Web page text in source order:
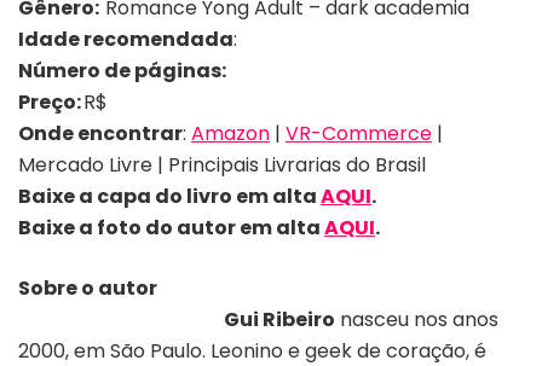
Gênero: Romance Yong Adult – dark academia
Idade recomendada:
Número de páginas:
Preço:R$
Onde encontrar: Amazon | VR-Commerce |
Mercado Livre | Principais Livrarias do Brasil
Baixe a capa do livro em altaAQUI.
Baixe a foto do autor em altaAQUI.
Sobre o autor
Gui Ribeiro nasceu nos anos
2000, em São Paulo. Leonino e geek de coração, é